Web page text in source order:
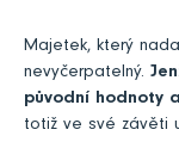
Majetek, který
nevyčerpatelný.
původní hodnoty
totiž ve své závěti